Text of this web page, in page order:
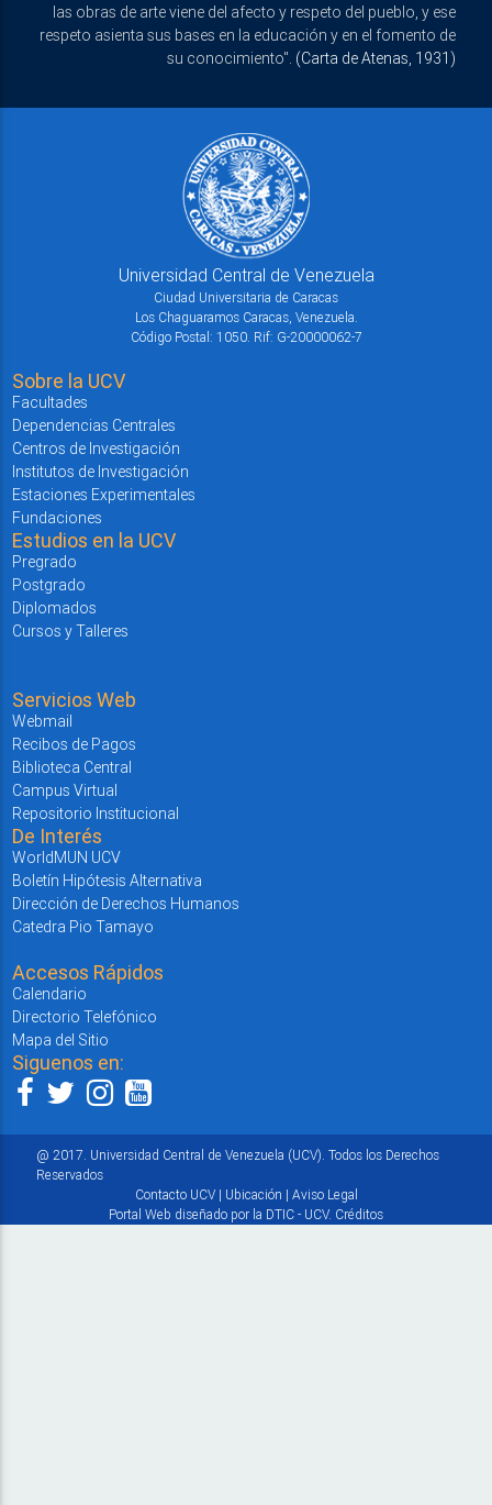
las obras de arte viene del afecto y respeto del pueblo, y ese
respeto asienta sus bases en la educación y en el fomento de
su conocimiento". (Carta de Atenas, 1931)
Universidad Central de Venezuela
Ciudad Universitaria de Caracas
Los Chaguaramos Caracas, Venezuela.
Código Postal: 1050. Rif: G-20000062-7
Sobre la UCV
Facultades
Dependencias Centrales
Centros de Investigación
Institutos de Investigación
Estaciones Experimentales
Fundaciones
Estudios en la UCV
Pregrado
Postgrado
Diplomados
Cursos y Talleres
Servicios Web
Webmail
Recibos de Pagos
Biblioteca Central
Campus Virtual
Repositorio Institucional
De Interés
WorldMUN UCV
Boletín Hipótesis Alternativa
Dirección de Derechos Humanos
Catedra Pio Tamayo
Accesos Rápidos
Calendario
Directorio Telefónico
Mapa del Sitio
Siguenos en:
@ 2017. Universidad Central de Venezuela (UCV). Todos los Derechos
Reservados
Contacto UCV| Ubicación | Aviso Legal
Portal Web diseñado por la DTIC - UCV. Créditos